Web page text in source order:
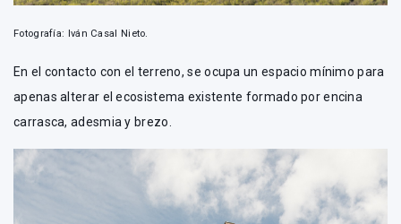
Fotografía: Iván Casal Nieto.
En el contacto con el terreno, se ocupa un espacio mínimo para
apenas alterar el ecosistema existente formado por encina
carrasca, adesmia y brezo.